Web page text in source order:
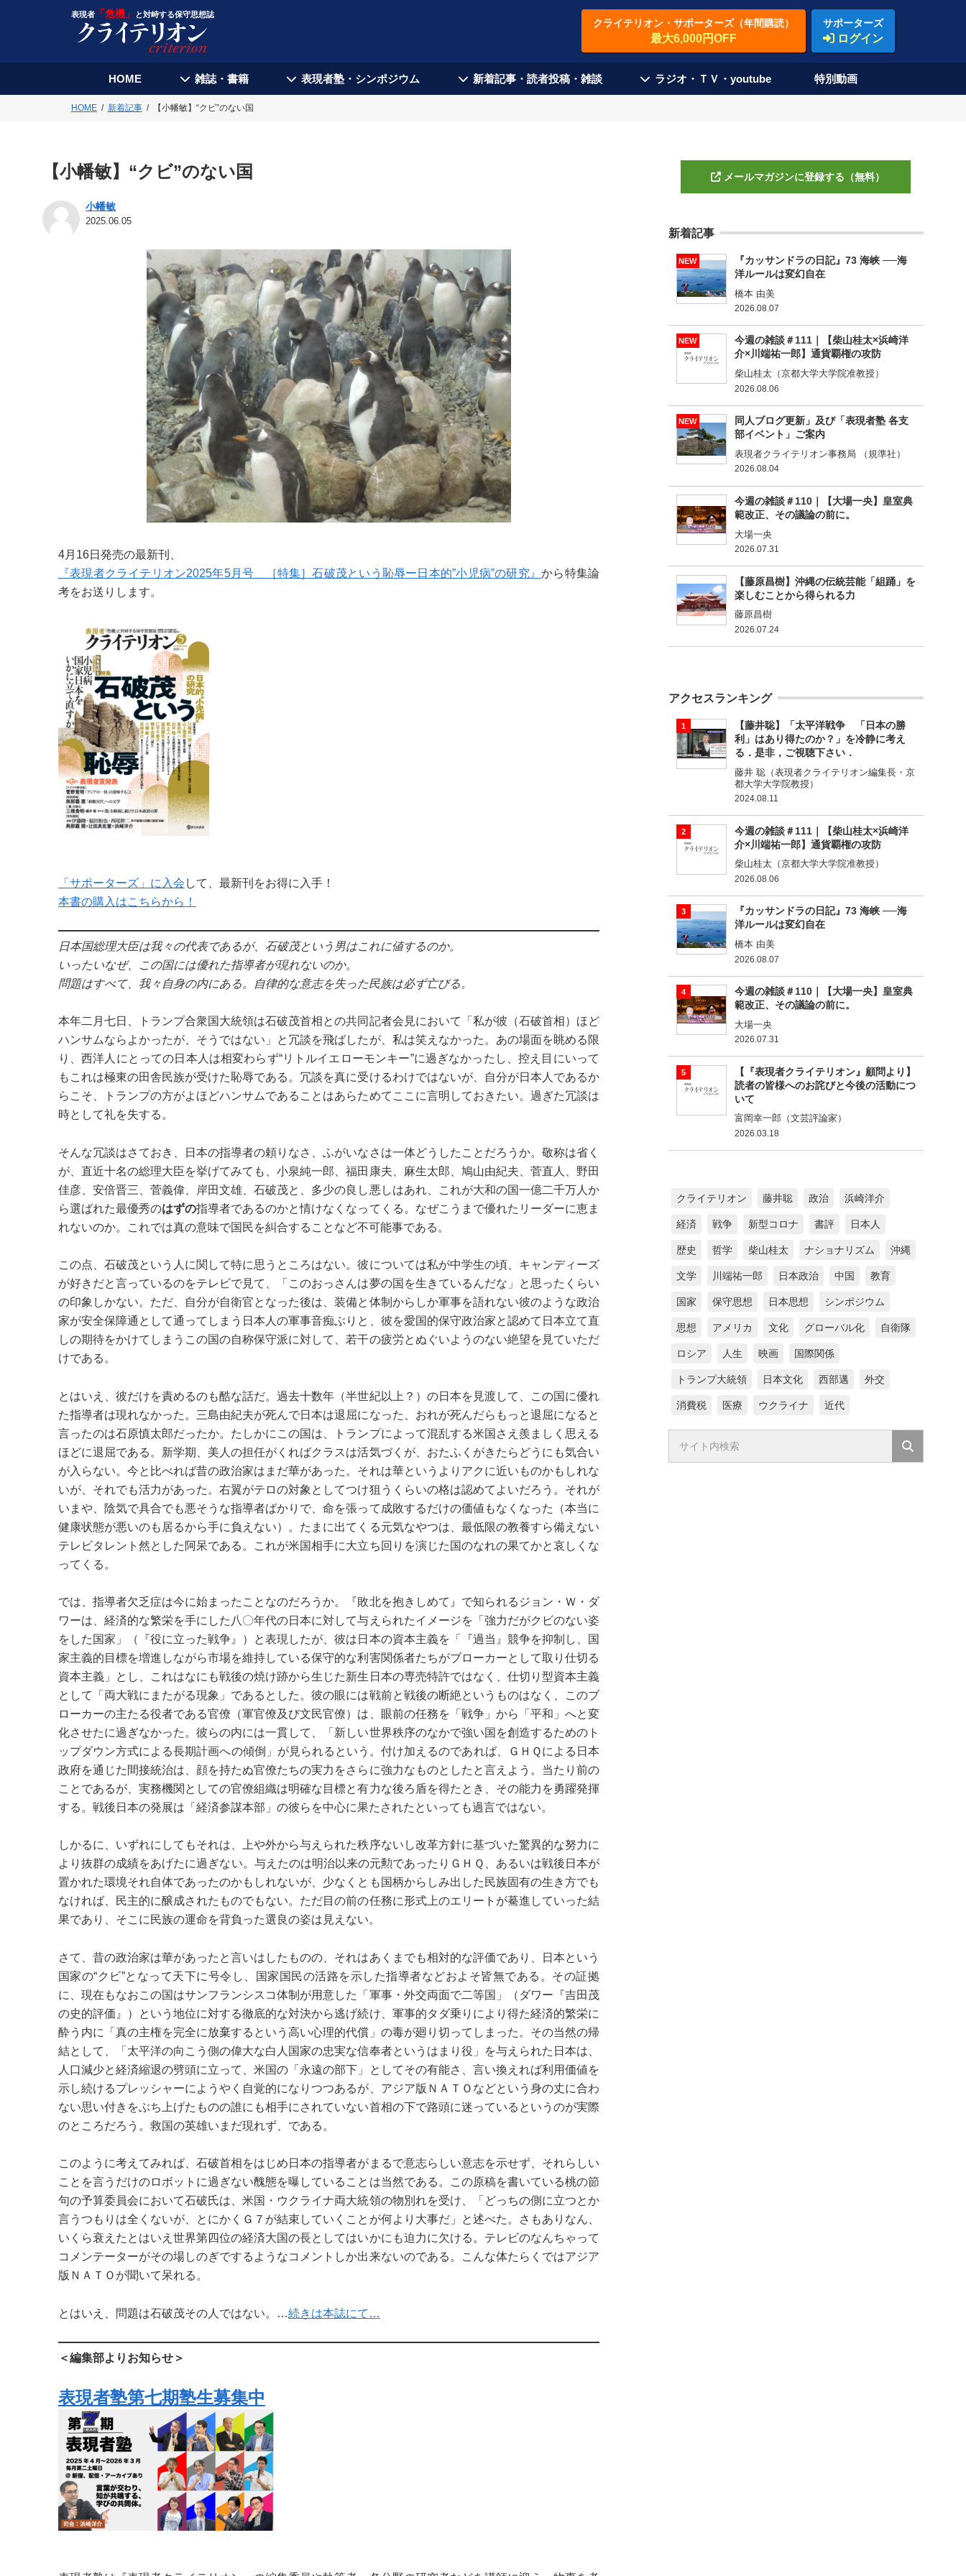
表現者「危機」 と対峙する保守思想誌
クライテリオン・サポーターズ（年間購読）
最大6,000円OFF
サポーターズ
ログイン
HOME 雑誌・書籍 表現者塾・シンポジウム 新着記事・読者投稿・雑談 ラジオ・ＴＶ・youtube 特別動画
HOME 新着記事 【小幡敏】“クビ”のない国
【小幡敏】“クビ”のない国
小幡敏
2025.06.05
4月16日発売の最新刊、
『表現者クライテリオン2025年5月号 ［特集］石破茂という恥辱ー日本的”小児病”の研究』から特集論
考をお送りします。
「サポーターズ」に入会 して、最新刊をお得に入手！
本書の購入はこちらから！
日本国総理大臣は我々の代表であるが、石破茂という男はこれに値するのか。
いったいなぜ、この国には優れた指導者が現れないのか。
問題はすべて、我々自身の内にある。自律的な意志を失った民族は必ず亡びる。
本年二月七日、トランプ合衆国大統領は石破茂首相との共同記者会見において「私が彼（石破首相）ほど
ハンサムならよかったが、そうではない」と冗談を飛ばしたが、私は笑えなかった。あの場面を眺める限
り、西洋人にとっての日本人は相変わらず“リトルイエローモンキー”に過ぎなかったし、控え目にいって
もこれは極東の田舎民族が受けた恥辱である。冗談を真に受けるわけではないが、自分が日本人であるか
らこそ、トランプの方がよほどハンサムであることはあらためてここに言明しておきたい。過ぎた冗談は
時として礼を失する。
そんな冗談はさておき、日本の指導者の頼りなさ、ふがいなさは一体どうしたことだろうか。敬称は省く
が、直近十名の総理大臣を挙げてみても、小泉純一郎、福田康夫、麻生太郎、鳩山由紀夫、菅直人、野田
佳彦、安倍晋三、菅義偉、岸田文雄、石破茂と、多少の良し悪しはあれ、これが大和の国一億二千万人か
ら選ばれた最優秀のはずの指導者であるのかと情けなくなってくる。なぜこうまで優れたリーダーに恵ま
れないのか。これでは真の意味で国民を糾合することなど不可能事である。
この点、石破茂という人に関して特に思うところはない。彼については私が中学生の頃、キャンディーズ
が好きだと言っているのをテレビで見て、「このおっさんは夢の国を生きているんだな」と思ったくらい
の印象しかない。ただ、自分が自衛官となった後は、装備と体制からしか軍事を語れない彼のような政治
家が安全保障通として通ってしまう日本人の軍事音痴ぶりと、彼を愛国的保守政治家と認めて日本立て直
しの期待をかけてしまうこの国の自称保守派に対して、若干の疲労とぬぐいようのない絶望を見ていただ
けである。
とはいえ、彼だけを責めるのも酷な話だ。過去十数年（半世紀以上？）の日本を見渡して、この国に優れ
た指導者は現れなかった。三島由紀夫が死んで日本は退屈になった、おれが死んだらもっと退屈になると
言ったのは石原慎太郎だったか。たしかにこの国は、トランプによって混乱する米国さえ羨ましく思える
ほどに退屈である。新学期、美人の担任がくればクラスは活気づくが、おたふくがきたらどうにも気合い
が入らない。今と比べれば昔の政治家はまだ華があった。それは華というよりアクに近いものかもしれな
いが、それでも活力があった。右翼がテロの対象としてつけ狙うくらいの格は認めてよいだろう。それが
いまや、陰気で具合でも悪そうな指導者ばかりで、命を張って成敗するだけの価値もなくなった（本当に
健康状態が悪いのも居るから手に負えない）。たまに出てくる元気なやつは、最低限の教養すら備えない
テレビタレント然とした阿呆である。これが米国相手に大立ち回りを演じた国のなれの果てかと哀しくな
ってくる。
では、指導者欠乏症は今に始まったことなのだろうか。『敗北を抱きしめて』で知られるジョン・Ｗ・ダ
ワーは、経済的な繁栄を手にした八〇年代の日本に対して与えられたイメージを「強力だがクビのない姿
をした国家」（『役に立った戦争』）と表現したが、彼は日本の資本主義を「『過当』競争を抑制し、国
家主義的目標を増進しながら市場を維持している保守的な利害関係者たちがブローカーとして取り仕切る
資本主義」とし、これはなにも戦後の焼け跡から生じた新生日本の専売特許ではなく、仕切り型資本主義
として「両大戦にまたがる現象」であるとした。彼の眼には戦前と戦後の断絶というものはなく、このブ
ローカーの主たる役者である官僚（軍官僚及び文民官僚）は、眼前の任務を「戦争」から「平和」へと変
化させたに過ぎなかった。彼らの内には一貫して、「新しい世界秩序のなかで強い国を創造するためのト
ップダウン方式による長期計画への傾倒」が見られるという。付け加えるのであれば、ＧＨＱによる日本
政府を通じた間接統治は、顔を持たぬ官僚たちの実力をさらに強力なものとしたと言えよう。当たり前の
ことであるが、実務機関としての官僚組織は明確な目標と有力な後ろ盾を得たとき、その能力を勇躍発揮
する。戦後日本の発展は「経済参謀本部」の彼らを中心に果たされたといっても過言ではない。
しかるに、いずれにしてもそれは、上や外から与えられた秩序ないし改革方針に基づいた驚異的な努力に
より抜群の成績をあげたに過ぎない。与えたのは明治以来の元勲であったりＧＨＱ、あるいは戦後日本が
置かれた環境それ自体であったのかもしれないが、少なくとも国柄からしみ出した民族固有の生き方でも
なければ、民主的に醸成されたものでもない。ただ目の前の任務に形式上のエリートが驀進していった結
果であり、そこに民族の運命を背負った選良の姿は見えない。
さて、昔の政治家は華があったと言いはしたものの、それはあくまでも相対的な評価であり、日本という
国家の“クビ”となって天下に号令し、国家国民の活路を示した指導者などおよそ皆無である。その証拠
に、現在もなおこの国はサンフランシスコ体制が用意した「軍事・外交両面で二等国」（ダワー『吉田茂
の史的評価』）という地位に対する徹底的な対決から逃げ続け、軍事的タダ乗りにより得た経済的繁栄に
酔う内に「真の主権を完全に放棄するという高い心理的代償」の毒が廻り切ってしまった。その当然の帰
結として、「太平洋の向こう側の偉大な白人国家の忠実な信奉者というはまり役」を与えられた日本は、
人口減少と経済縮退の劈頭に立って、米国の「永遠の部下」としてその有能さ、言い換えれば利用価値を
示し続けるプレッシャーにようやく自覚的になりつつあるが、アジア版ＮＡＴＯなどという身の丈に合わ
ない思い付きをぶち上げたものの誰にも相手にされていない首相の下で路頭に迷っているというのが実際
のところだろう。救国の英雄いまだ現れず、である。
このように考えてみれば、石破首相をはじめ日本の指導者がまるで意志らしい意志を示せず、それらしい
ことを言うだけのロボットに過ぎない醜態を曝していることは当然である。この原稿を書いている桃の節
句の予算委員会において石破氏は、米国・ウクライナ両大統領の物別れを受け、「どっちの側に立つとか
言うつもりは全くないが、とにかくＧ７が結束していくことが何より大事だ」と述べた。さもありなん、
いくら衰えたとはいえ世界第四位の経済大国の長としてはいかにも迫力に欠ける。テレビのなんちゃって
コメンテーターがその場しのぎでするようなコメントしか出来ないのである。こんな体たらくではアジア
版ＮＡＴＯが聞いて呆れる。
とはいえ、問題は石破茂その人ではない。…続きは本誌にて…
＜編集部よりお知らせ＞
表現者塾第七期塾生募集中
メールマガジンに登録する（無料）
新着記事
NEW
『カッサンドラの日記』73 海峡 ──海
洋ルールは変幻自在
橋本 由美
2026.08.07
NEW
今週の雑談＃111｜【柴山桂太×浜崎洋
介×川端祐一郎】通貨覇権の攻防
柴山桂太（京都大学大学院准教授）
2026.08.06
NEW
同人ブログ更新」及び「表現者塾 各支
部イベント」ご案内
表現者クライテリオン事務局 （規準社）
2026.08.04
今週の雑談＃110｜【大場一央】皇室典
範改正、その議論の前に。
大場一央
2026.07.31
【藤原昌樹】沖縄の伝統芸能「組踊」を
楽しむことから得られる力
藤原昌樹
2026.07.24
アクセスランキング
【藤井聡】「太平洋戦争 「日本の勝
利」はあり得たのか？」を冷静に考え
る．是非，ご視聴下さい．
藤井 聡（表現者クライテリオン編集長・京
都大学大学院教授）
2024.08.11
今週の雑談＃111｜【柴山桂太×浜崎洋
介×川端祐一郎】通貨覇権の攻防
柴山桂太（京都大学大学院准教授）
2026.08.06
『カッサンドラの日記』73 海峡 ──海
洋ルールは変幻自在
橋本 由美
2026.08.07
今週の雑談＃110｜【大場一央】皇室典
範改正、その議論の前に。
大場一央
2026.07.31
【『表現者クライテリオン』顧問より】
読者の皆様へのお詫びと今後の活動につ
いて
富岡幸一郎（文芸評論家）
2026.03.18
クライテリオン 藤井聡 政治 浜崎洋介
経済 戦争 新型コロナ 書評 日本人
歴史 哲学 柴山桂太 ナショナリズム 沖縄
文学 川端祐一郎 日本政治 中国 教育
国家 保守思想 日本思想 シンポジウム
思想 アメリカ 文化 グローバル化 自衛隊
ロシア 人生 映画 国際関係
トランプ大統領 日本文化 西部邁 外交
消費税 医療 ウクライナ 近代